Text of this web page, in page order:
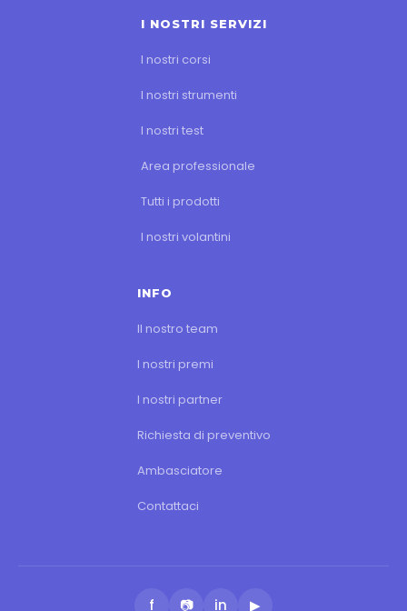
I NOSTRI SERVIZI
I nostri corsi
I nostri strumenti
I nostri test
Area professionale
Tutti i prodotti
I nostri volantini
INFO
Il nostro team
I nostri premi
I nostri partner
Richiesta di preventivo
Ambasciatore
Contattaci
f 📷 in ▶